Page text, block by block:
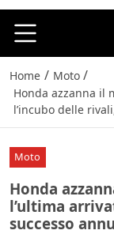
Home / Moto /
Honda azzanna il
l’incubo delle
Moto
Honda
l’ultima
successo